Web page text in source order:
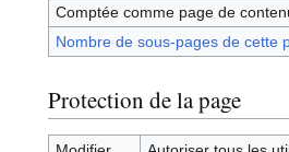
Comptée comme page de
Nombre de sous-pages de cette
Protection de la page